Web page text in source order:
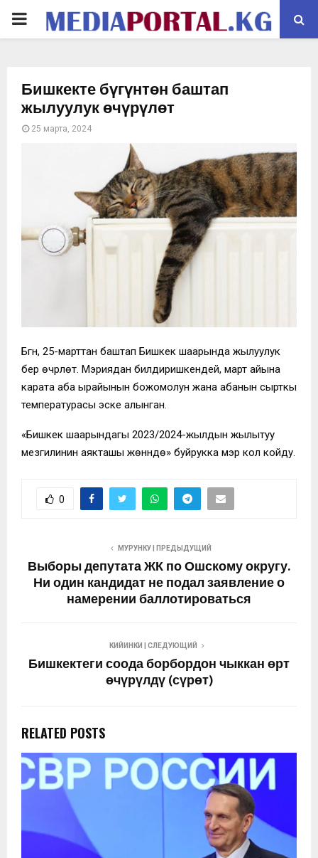
PRIMARY
Бишкекте бүгүнтөн баштап
жылуулук өчүрүлөт
25 марта, 2024
Бүгүн, 25-марттан баштап Бишкек шаарында жылуулук
берүү өчүрүлөт. Мэриядан билдиришкендей, март айына
карата аба ырайынын божомолун жана абанын сырткы
температурасы эске алынган.
«Бишкек шаарындагы 2023/2024-жылдын жылытуу
мезгилинин аякташы жөнүндө» буйрукка мэр кол койду.
0
МУРУНКУ | ПРЕДЫДУЩИЙ
Выборы депутата ЖК по Ошскому округу.
Ни один кандидат не подал заявление о
намерении баллотироваться
КИЙИНКИ | СЛЕДУЮЩИЙ
Бишкектеги соода борбордон чыккан өрт
өчүрүлдү (сүрөт)
RELATED POSTS